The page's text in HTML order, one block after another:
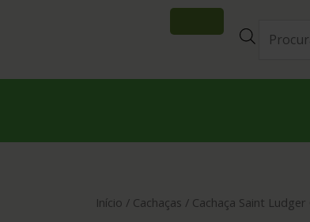
Início / Cachaças / Cachaça Saint